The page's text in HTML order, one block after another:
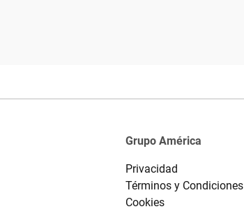
Grupo América
Privacidad
Términos y Condiciones
Cookies